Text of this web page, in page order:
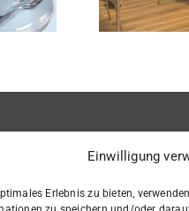
Einwilligung
Erlebnis zu bieten,